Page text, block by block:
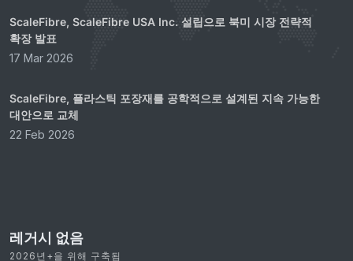
ScaleFibre, ScaleFibre USA Inc. 설립으로 북미 시장 전략적
확장 발표
17 Mar 2026
ScaleFibre, 플라스틱 포장재를 공학적으로 설계된 지속 가능한
대안으로 교체
22 Feb 2026
레거시 없음
2026년+을 위해 구축됨